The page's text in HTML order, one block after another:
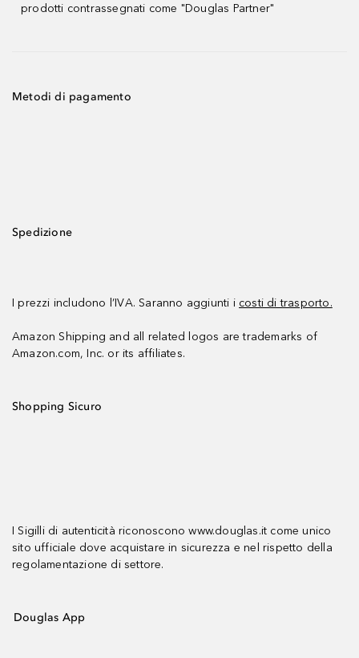
prodotti contrassegnati come "Douglas Partner"
Metodi di pagamento
Spedizione
I prezzi includono l’IVA. Saranno aggiunti i costi di trasporto.
Amazon Shipping and all related logos are trademarks of
Amazon.com, Inc. or its affiliates.
Shopping Sicuro
I Sigilli di autenticità riconoscono www.douglas.it come unico
sito ufficiale dove acquistare in sicurezza e nel rispetto della
regolamentazione di settore.
Douglas App